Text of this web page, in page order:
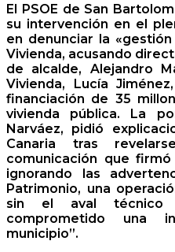
El PSOE de San
su intervención en el
en denunciar la
Vivienda, acusando
de alcalde, Alejandro
Vivienda, Lucía
financiación de 35
vivienda pública. La
Narváez, pidió
Canaria tras
comunicación que
ignorando las
Patrimonio, una
sin el aval técnico
comprometido una
municipio”.